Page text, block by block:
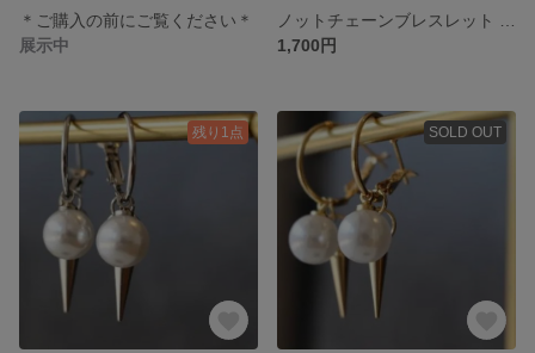
＊ご購入の前にご覧ください＊
展示中
1,700円
残り1点 SOLD OUT